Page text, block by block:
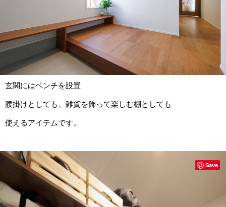
玄関にはベンチを設置
腰掛けとしても、雑貨を飾って楽しむ棚としても
使えるアイテムです。
Save